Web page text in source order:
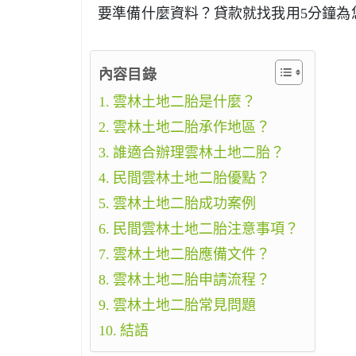
要準備什麼資料？貸款就找我用5分鐘為
內容目錄
雲林土地二胎是什麼？
雲林土地二胎承作地區？
誰適合辦理雲林土地二胎？
民間雲林土地二胎優點？
雲林土地二胎成功案例
民間雲林土地二胎注意事項？
雲林土地二胎應備文件？
雲林土地二胎申請流程？
雲林土地二胎常見問題
結語